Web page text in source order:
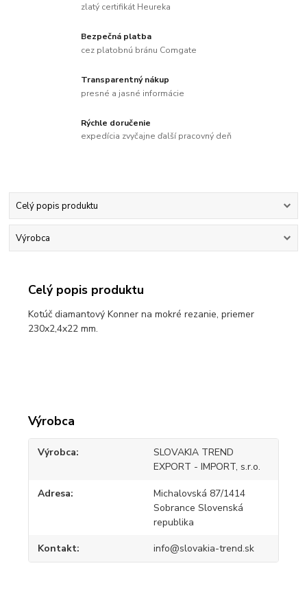
zlatý certifikát Heureka
Bezpečná platba
cez platobnú bránu Comgate
Transparentný nákup
presné a jasné informácie
Rýchle doručenie
expedícia zvyčajne ďalší pracovný deň
Celý popis produktu
Výrobca
Celý popis produktu
Kotúč diamantový Konner na mokré rezanie, priemer
230x2,4x22 mm.
Výrobca
Výrobca
SLOVAKIA TREND
EXPORT - IMPORT, s.r.o.
Adresa
Michalovská 87/1414
Sobrance Slovenská
republika
Kontakt info@slovakia-trend.sk